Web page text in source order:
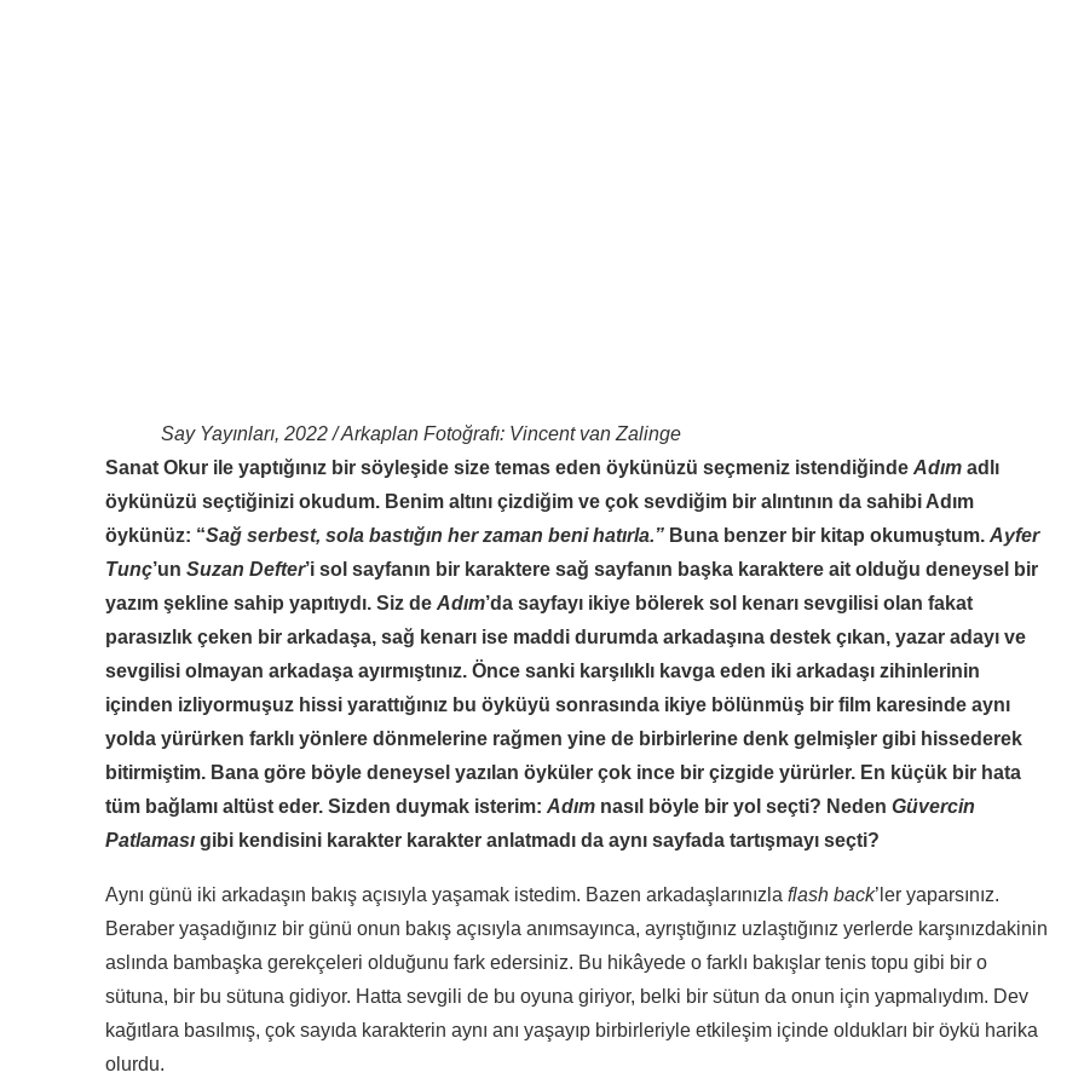
Say Yayınları, 2022 / Arkaplan Fotoğrafı: Vincent van Zalinge
Sanat Okur ile yaptığınız bir söyleşide size temas eden öykünüzü seçmeniz istendiğinde Adım adlı
öykünüzü seçtiğinizi okudum. Benim altını çizdiğim ve çok sevdiğim bir alıntının da sahibi Adım
öykünüz: “Sağ serbest, sola bastığın her zaman beni hatırla.” Buna benzer bir kitap okumuştum. Ayfer
Tunç’un Suzan Defter’i sol sayfanın bir karaktere sağ sayfanın başka karaktere ait olduğu deneysel bir
yazım şekline sahip yapıtıydı. Siz de Adım’da sayfayı ikiye bölerek sol kenarı sevgilisi olan fakat
parasızlık çeken bir arkadaşa, sağ kenarı ise maddi durumda arkadaşına destek çıkan, yazar adayı ve
sevgilisi olmayan arkadaşa ayırmıştınız. Önce sanki karşılıklı kavga eden iki arkadaşı zihinlerinin
içinden izliyormuşuz hissi yarattığınız bu öyküyü sonrasında ikiye bölünmüş bir film karesinde aynı
yolda yürürken farklı yönlere dönmelerine rağmen yine de birbirlerine denk gelmişler gibi hissederek
bitirmiştim. Bana göre böyle deneysel yazılan öyküler çok ince bir çizgide yürürler. En küçük bir hata
tüm bağlamı altüst eder. Sizden duymak isterim: Adım nasıl böyle bir yol seçti? Neden Güvercin
Patlaması gibi kendisini karakter karakter anlatmadı da aynı sayfada tartışmayı seçti?
Aynı günü iki arkadaşın bakış açısıyla yaşamak istedim. Bazen arkadaşlarınızla flash back’ler yaparsınız.
Beraber yaşadığınız bir günü onun bakış açısıyla anımsayınca, ayrıştığınız uzlaştığınız yerlerde karşınızdakinin
aslında bambaşka gerekçeleri olduğunu fark edersiniz. Bu hikâyede o farklı bakışlar tenis topu gibi bir o
sütuna, bir bu sütuna gidiyor. Hatta sevgili de bu oyuna giriyor, belki bir sütun da onun için yapmalıydım. Dev
kağıtlara basılmış, çok sayıda karakterin aynı anı yaşayıp birbirleriyle etkileşim içinde oldukları bir öykü harika
olurdu.